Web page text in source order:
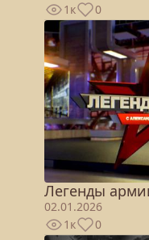
1к
0
Легенды
02.01.2026
1к
0